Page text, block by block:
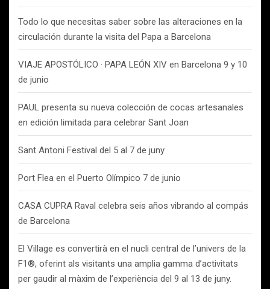
Todo lo que necesitas saber sobre las alteraciones en la
circulación durante la visita del Papa a Barcelona
VIAJE APOSTÓLICO · PAPA LEÓN XIV en Barcelona 9 y 10
de junio
PAUL presenta su nueva colección de cocas artesanales
en edición limitada para celebrar Sant Joan
Sant Antoni Festival del 5 al 7 de juny
Port Flea en el Puerto Olímpico 7 de junio
CASA CUPRA Raval celebra seis años vibrando al compás
de Barcelona
El Village es convertirà en el nucli central de l’univers de la
F1®, oferint als visitants una amplia gamma d’activitats
per gaudir al màxim de l’experiència del 9 al 13 de juny.